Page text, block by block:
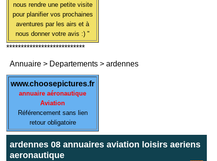
nous rendre une petite visite
pour planifier vos prochaines
aventures par les airs et à
nous donner votre avis :) "
***************************
Annuaire > Departements >ardennes
www.choosepictures.fr
annuaire aéronautique
Aviation
Référencement sans lien
retour obligatoire
ardennes 08 annuaires aviation loisirs aeriens
aeronautique